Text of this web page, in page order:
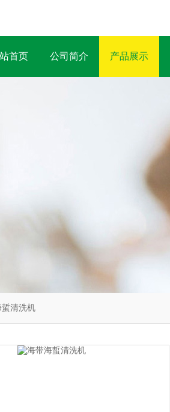
首页 公司简介 产品展示
蜇清洗机